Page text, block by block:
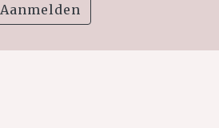
Aanmelden